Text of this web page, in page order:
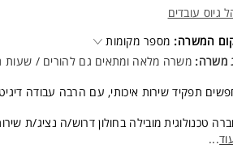
גיוס עובדים
המשרה: מספר מקומות
משרה: משרה מלאה ומתאים גם להורים / שעות
תפקיד שירות איכותי, עם הרבה עבודה
טכנולוגית מובילה בחולון דרוש/ה נציג/ת
...